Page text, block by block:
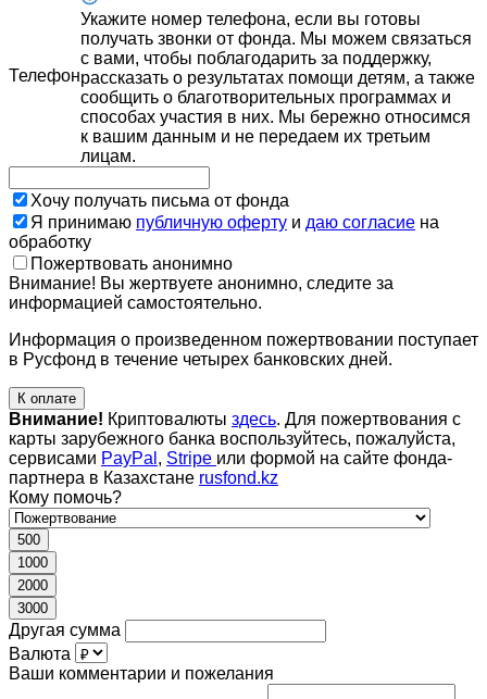
Телефон
Укажите номер телефона, если вы готовы
получать звонки от фонда. Мы можем связаться
с вами, чтобы поблагодарить за поддержку,
рассказать о результатах помощи детям, а также
сообщить о благотворительных программах и
способах участия в них. Мы бережно относимся
к вашим данным и не передаем их третьим
лицам.
Хочу получать письма от фонда
Я принимаю публичную оферту и даю согласие на
обработку
Пожертвовать анонимно
Внимание! Вы жертвуете анонимно, следите за
информацией самостоятельно.
Информация о произведенном пожертвовании поступает
в Русфонд в течение четырех банковских дней.
К оплате
Внимание! Криптовалюты здесь. Для пожертвования с
карты зарубежного банка воспользуйтесь, пожалуйста,
сервисами PayPal , Stripe или формой на сайте фонда-
партнера в Казахстане rusfond.kz
Кому помочь?
500
1000
2000
3000
Другая сумма
Валюта
Ваши комментарии и пожелания